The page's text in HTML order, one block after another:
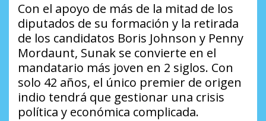
Con el apoyo de más de la mitad de los
diputados de su formación y la retirada
de los candidatos Boris Johnson y Penny
Mordaunt, Sunak se convierte en el
mandatario más joven en 2 siglos. Con
solo 42 años, el único premier de origen
indio tendrá que gestionar una crisis
política y económica complicada.